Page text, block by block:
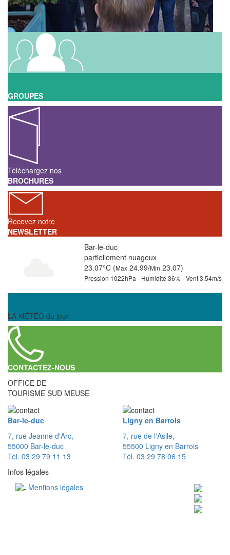
GROUPES
Téléchargez nos
BROCHURES
Recevez notre
NEWSLETTER
Bar-le-duc
partiellement nuageux
23.07°C (Max 24.99/Min 23.07)
Pression 1022hPa - Humidité 36% - Vent 3.54m/s
LA MÉTÉO du jour
CONTACTEZ-NOUS
OFFICE DE
TOURISME SUD MEUSE
Bar-le-duc
7, rue Jeanne d'Arc,
55000 Bar-le-duc
Tél. 03 29 79 11 13
Ligny en Barrois
7, rue de l'Asile,
55500 Ligny en Barrois
Tél. 03 29 78 06 15
Infos légales
Mentions légales